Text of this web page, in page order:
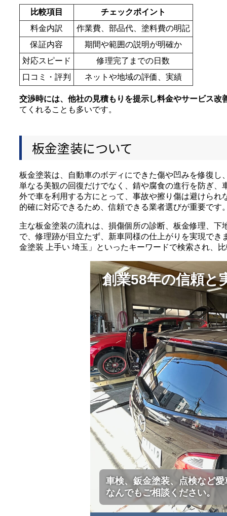
比較項目
チェックポイント
料金内訳
作業費、部品代、塗料費の明記
保証内容
期間や範囲の説明が明確か
対応スピード
修理完了までの日数
口コミ・評判
ネットや地域の評価、実績
交渉時には、他社の見積もりを提示し料金やサービス改
てくれることも多いです。
板金塗装について
板金塗装は、自動車のボディにできた傷や凹みを修復
単なる美観の回復だけでなく、錆や腐食の進行を防ぎ
外で車を利用する方にとって、事故や擦り傷は避けら
的確に対応できるため、信頼できる業者選びが重要です
主な板金塗装の流れは、損傷個所の診断、板金修理、
で、修理跡が目立たず、新車同様の仕上がりを実現で
金塗装 上手い 埼玉」といったキーワードで検索され、
創業58年の信頼と
車検、鈑金塗装、点検など
なんでもご相談ください。